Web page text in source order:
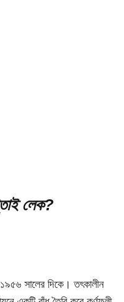
লেক?
সালের দিকে। তৎকালীন